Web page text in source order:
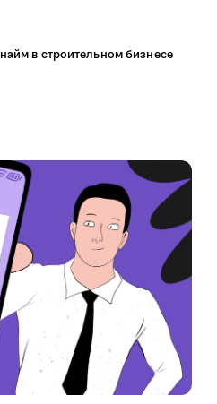
в строительном бизнесе